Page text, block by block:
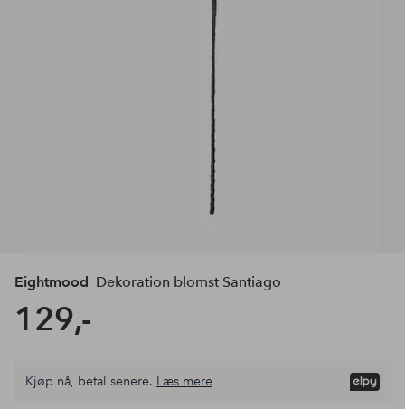
Eightmood Dekoration blomst Santiago
129,-
Læg i
Kjøp nå, betal senere. Læs mere